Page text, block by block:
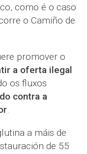
como é o caso
o Camiño de
promover o
a oferta ilegal
os fluxos
contra a
.
a máis de
de 55